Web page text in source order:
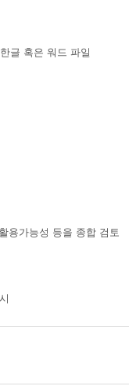
글 혹은 워드 파일
용가능성 등을 종합 검토